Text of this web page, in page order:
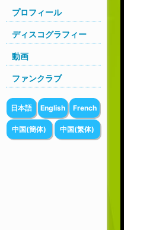
プロフィール
ディスコグラフィー
動画
ファンクラブ
日本語 English French
中国(簡体) 中国(繁体)